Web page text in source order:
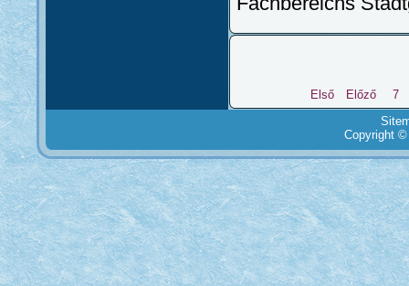
Első Előző
7
Copyright ©